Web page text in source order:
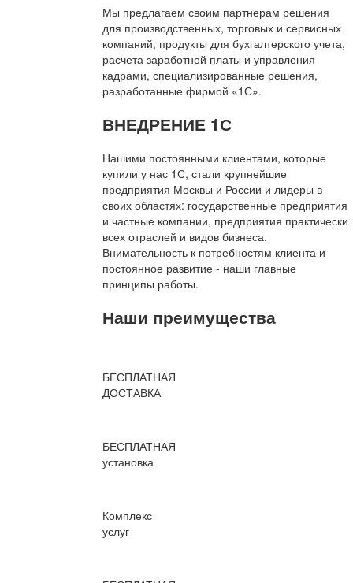
Мы предлагаем своим партнерам решения
для производственных, торговых и сервисных
компаний, продукты для бухгалтерского учета,
расчета заработной платы и управления
кадрами, специализированные решения,
разработанные фирмой «1С».
ВНЕДРЕНИЕ 1С
Нашими постоянными клиентами, которые
купили у нас 1С, стали крупнейшие
предприятия Москвы и России и лидеры в
своих областях: государственные предприятия
и частные компании, предприятия практически
всех отраслей и видов бизнеса.
Внимательность к потребностям клиента и
постоянное развитие - наши главные
принципы работы.
Наши преимущества
БЕСПЛАТНАЯ
ДОСТАВКА
БЕСПЛАТНАЯ
установка
Комплекс
услуг